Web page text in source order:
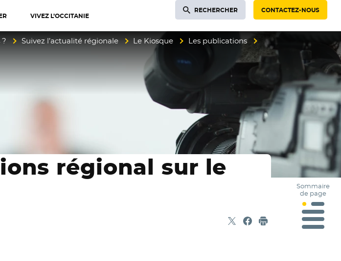
VIVEZ L’OCCITANIE
RECHERCHER CONTACTEZ-NOUS
Suivez l’actualité régionale Le Kiosque
Les publications
régional sur le
Partager sur X
- Nouvelle fenêtre
Partager sur Facebook
- Nouvelle fenêtre
Imprimer
Sommaire
de page